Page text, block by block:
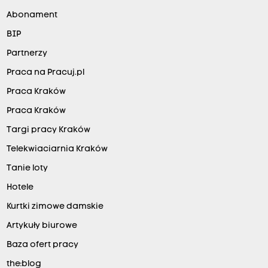
Abonament
BIP
Partnerzy
Praca na Pracuj.pl
Praca Kraków
Praca Kraków
Targi pracy Kraków
Telekwiaciarnia Kraków
Tanie loty
Hotele
Kurtki zimowe damskie
Artykuły biurowe
Baza ofert pracy
the:blog